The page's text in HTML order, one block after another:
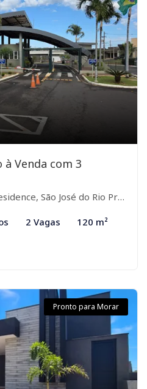
à Venda com 3
São José do Rio Preto-SP
2 Vagas 120 m²
Pronto para Morar